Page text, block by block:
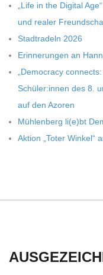
D
T
-
S
C
U
L
„Life in the Digi­tal
und rea­ler
Stadt­ra­deln 2026
Erin­ne­run­gen an
„Demo­cracy
Schüler:innen des 8.
auf den Azoren
Müh­len­berg li(e)bt
Aktion „Toter Win­kel“